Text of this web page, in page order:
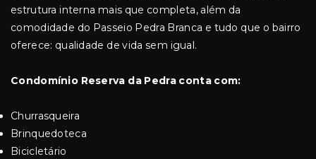
estrutura interna mais que completa, além da
comodidade do Passeio Pedra Branca e tudo que o bairro
oferece: qualidade de vida sem igual.
Condomínio Reserva da Pedra conta com:
Churrasqueira
Brinquedoteca
Bicicletário